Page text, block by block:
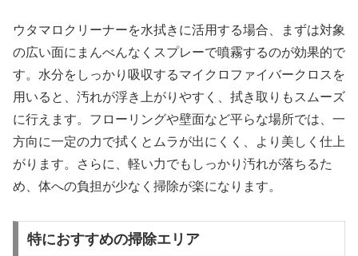
ウタマロクリーナーを水拭きに活用する場合、まずは対象
の広い面にまんべんなくスプレーで噴霧するのが効果的で
す。水分をしっかり吸収するマイクロファイバークロスを
用いると、汚れが浮き上がりやすく、拭き取りもスムーズ
に行えます。フローリングや壁面など平らな場所では、一
方向に一定の力で拭くとムラが出にくく、より美しく仕上
がります。さらに、軽い力でもしっかり汚れが落ちるた
め、体への負担が少なく掃除が楽になります。
特におすすめの掃除エリア